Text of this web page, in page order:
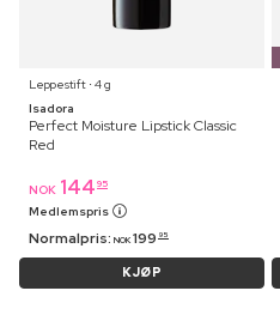
Leppestift ⋅ 4 g
Isadora
Perfect Moisture Lipstick Classic
Red
NOK 144 95
Medlemspris
Normalpris: NOK 199 95
KJØP